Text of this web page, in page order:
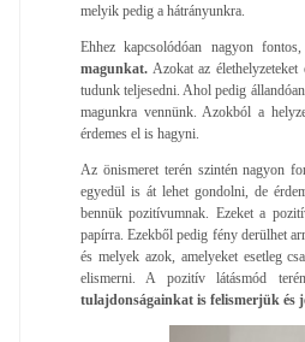
melyik pedig a hátrányunkra.
Ehhez kapcsolódóan nagyon
magunkat. Azokat az
tudunk teljesedni. Ahol pedig
magunkra vennünk. Azokból a
érdemes el is hagyni.
Az önismeret terén szintén nagyon
egyedül is át lehet gondolni, de
bennük pozitívumnak. Ezeket a
papírra. Ezekből pedig fény derülhet
és melyek azok, amelyeket esetleg
elismerni. A pozitív látásmód
tulajdonságainkat is felismerjük és